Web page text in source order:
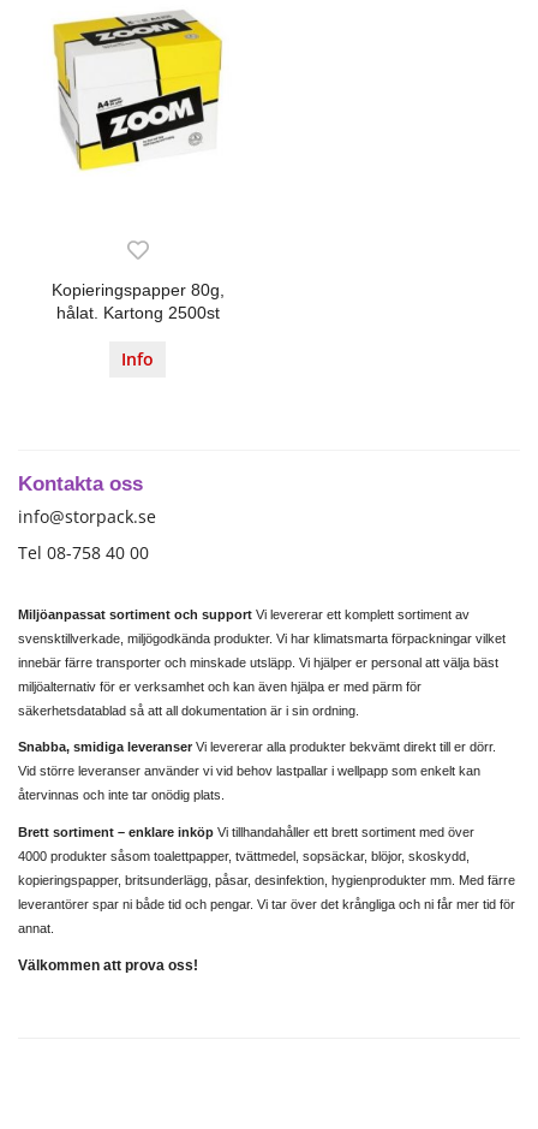
Kopieringspapper 80g,
hålat. Kartong 2500st
Info
Kontakta oss
info@storpack.se
Tel 08-758 40 00
Miljöanpassat sortiment och support Vi levererar ett komplett sortiment av
svensktillverkade, miljögodkända produkter. Vi har klimatsmarta förpackningar vilket
innebär färre transporter och minskade utsläpp. Vi hjälper er personal att välja bäst
miljöalternativ för er verksamhet och kan även hjälpa er med pärm för
säkerhetsdatablad så att all dokumentation är i sin ordning.
Snabba, smidiga leveranser Vi levererar alla produkter bekvämt direkt till er dörr.
Vid större leveranser använder vi vid behov lastpallar i wellpapp som enkelt kan
återvinnas och inte tar onödig plats.
Brett sortiment – enklare inköp Vi tillhandahåller ett brett sortiment med över
4000 produkter såsom toalettpapper, tvättmedel, sopsäckar, blöjor, skoskydd,
kopieringspapper, britsunderlägg, påsar, desinfektion, hygienprodukter mm. Med färre
leverantörer spar ni både tid och pengar. Vi tar över det krångliga och ni får mer tid för
annat.
Välkommen att prova oss!